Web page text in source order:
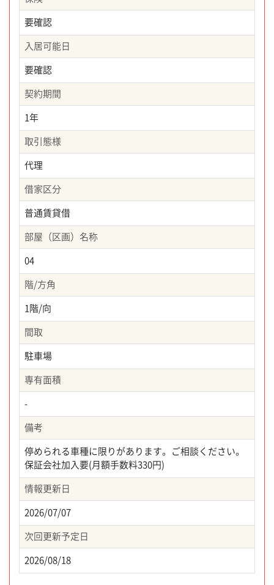
要確認
入居可能日
要確認
契約期間
1年
取引態様
代理
借家区分
普通賃貸借
部屋（区画）名称
04
階/方角
1階/向
間取
駐車場
専有面積
-
備考
停められる車種に限りがあります。ご相談ください。
保証会社加入要(月額手数料330円)
情報更新日
2026/07/07
次回更新予定日
2026/08/18